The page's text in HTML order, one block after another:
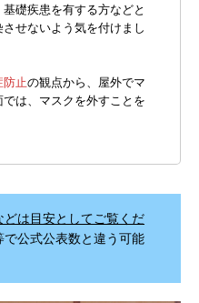
礎疾患を有する方などと
せないよう気を付けまし
防止の観点から、屋外でマ
は、マスクを外すことを
どは目安としてご覧くだ
公式公表数と違う可能